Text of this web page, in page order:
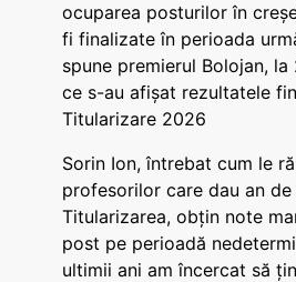
ocuparea posturilor în
fi finalizate în perioada
spune premierul Bolojan, la
ce s-au afișat rezultatele
Titularizare 2026
Sorin Ion, întrebat cum le
profesorilor care dau an de
Titularizarea, obțin note
post pe perioadă
ultimii ani am încercat să